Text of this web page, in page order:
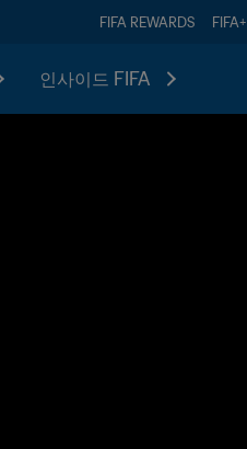
FIFA REWARDS FIFA+
인사이드 FIFA